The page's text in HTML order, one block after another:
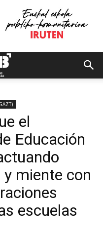
el
Educación
miente con
escuelas